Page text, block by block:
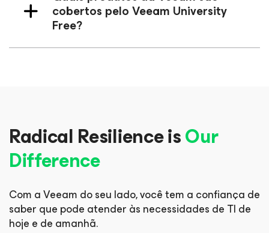
cobertos pelo Veeam University
Free?
Radical Resilience isOur
Difference
Com a Veeam do seu lado, você tem a confiança de
saber que pode atender às necessidades de TI de
hoje e de amanhã.